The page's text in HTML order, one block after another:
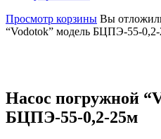
Просмотр корзины Вы
“Vodotok” модель БЦПЭ-55-0,2-
Насос погружной
БЦПЭ-55-0,2-25м